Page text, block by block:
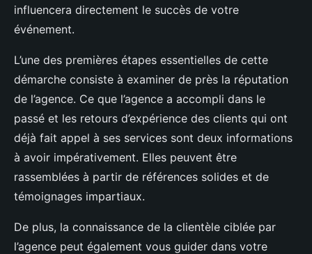
influencera directement le succès de votre
événement.
L’une des premières étapes essentielles de cette
démarche consiste à examiner de près la réputation
de l’agence. Ce que l’agence a accompli dans le
passé et les retours d’expérience des clients qui ont
déjà fait appel à ses services sont deux informations
à avoir impérativement. Elles peuvent être
rassemblées à partir de références solides et de
témoignages impartiaux.
De plus, la connaissance de la clientèle ciblée par
l’agence peut également vous guider dans votre